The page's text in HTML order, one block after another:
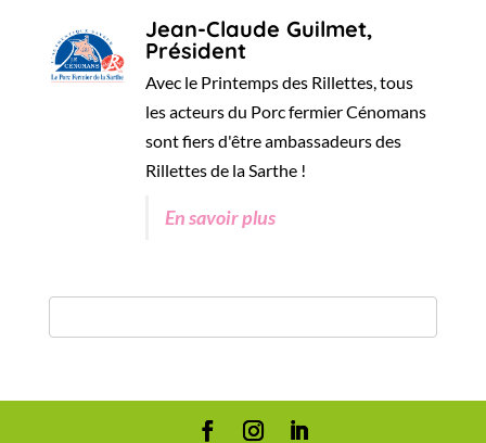
Jean-Claude Guilmet,
Président
Avec le Printemps des Rillettes, tous
les acteurs du Porc fermier Cénomans
sont fiers d'être ambassadeurs des
Rillettes de la Sarthe !
En savoir plus